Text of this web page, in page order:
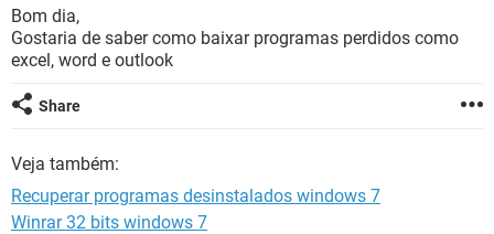
INSTAGRAM
GUIA DE COMPRAS
OUTLOOK
INSTAGRAM
GUIA DE COMPRAS
JOGOS
CELULAR FACEBOOK
INSTAGRAM
GUIA DE COMPRAS
Bom dia,
Gostaria de saber como baixar programas perdidos como
excel, word e outlook
Share
Veja também:
Recuperar programas desinstalados windows 7
Winrar 32 bits windows 7